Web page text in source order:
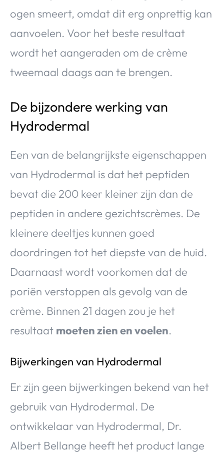
ogen smeert, omdat dit erg onprettig kan
aanvoelen. Voor het beste resultaat
wordt het aangeraden om de crème
tweemaal daags aan te brengen.
De bijzondere werking van
Hydrodermal
Een van de belangrijkste eigenschappen
van Hydrodermal is dat het peptiden
bevat die 200 keer kleiner zijn dan de
peptiden in andere gezichtscrèmes. De
kleinere deeltjes kunnen goed
doordringen tot het diepste van de huid.
Daarnaast wordt voorkomen dat de
poriën verstoppen als gevolg van de
crème. Binnen 21 dagen zou je het
resultaat moeten zien en voelen.
Bijwerkingen van Hydrodermal
Er zijn geen bijwerkingen bekend van het
gebruik van Hydrodermal. De
ontwikkelaar van Hydrodermal, Dr.
Albert Bellange heeft het product lange